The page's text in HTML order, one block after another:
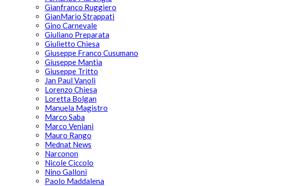
Gianfranco Ruggiero
GianMario Strappati
Gino Carnevale
Giuliano Preparata
Giulietto Chiesa
Giuseppe Franco Cusumano
Giuseppe Mantia
Giuseppe Tritto
Jan Paul Vanoli
Lorenzo Chiesa
Loretta Bolgan
Manuela Magistro
Marco Saba
Marco Veniani
Mauro Rango
Mednat News
Narconon
Nicole Ciccolo
Nino Galloni
Paolo Maddalena